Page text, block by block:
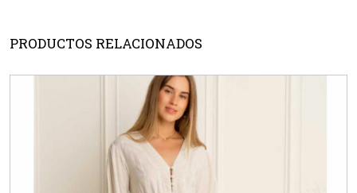
PRODUCTOS RELACIONADOS